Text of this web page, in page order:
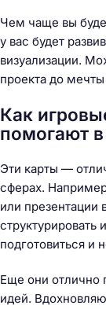
Чем чаще вы
у вас будет
визуализации.
проекта до
Как
помогают
Эти карты —
сферах.
или презентации
структурировать
подготовиться и
Еще они отлично
идей.